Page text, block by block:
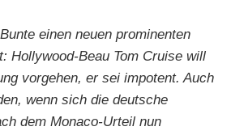
einen neuen prominenten
Hollywood-Beau Tom Cruise will
vorgehen, er sei impotent. Auch
wenn sich die deutsche
dem Monaco-Urteil nun